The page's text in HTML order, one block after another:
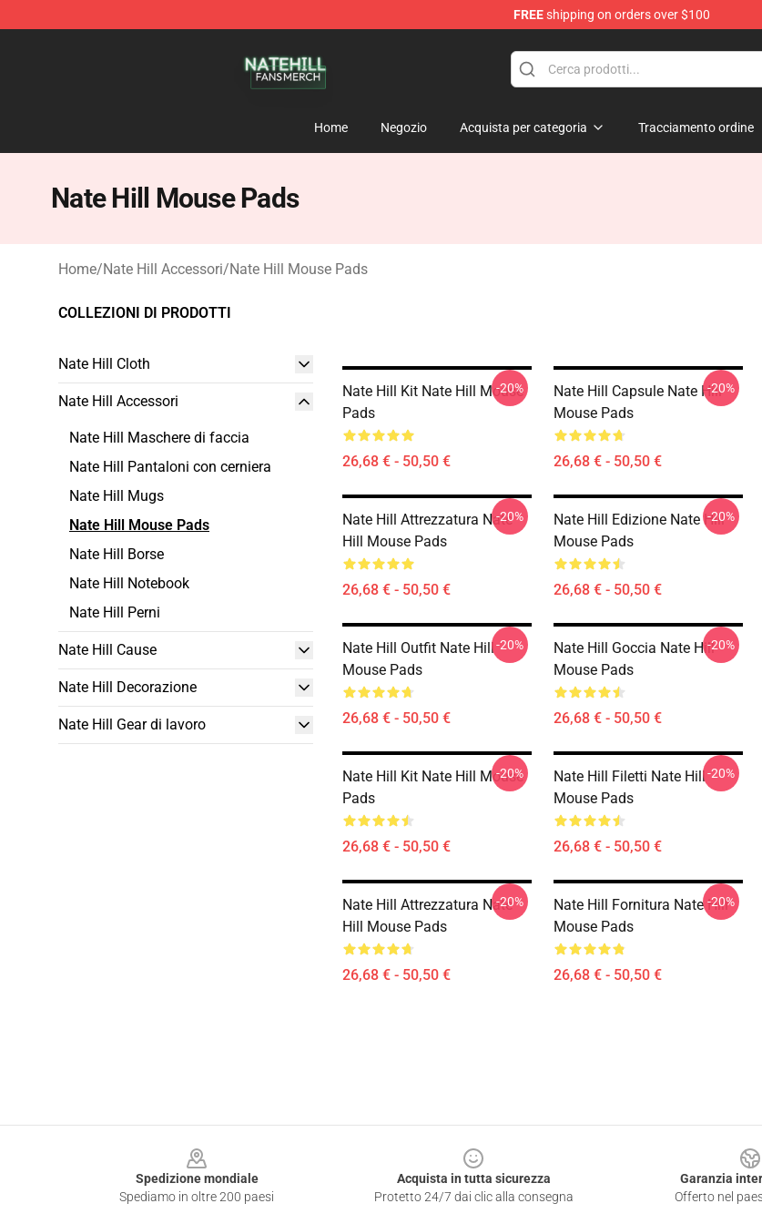
FREEshipping on orders over $100
Home Negozio Acquista per categoria Tracciamento ordine
Nate Hill Mouse Pads
Home/Nate Hill Accessori/Nate Hill Mouse Pads
COLLEZIONI DI PRODOTTI
Nate Hill Cloth
Nate Hill Accessori
Nate Hill Maschere di faccia
Nate Hill Pantaloni con cerniera
Nate Hill Mugs
Nate Hill Mouse Pads
Nate Hill Borse
Nate Hill Notebook
Nate Hill Perni
Nate Hill Cause
Nate Hill Decorazione
Nate Hill Gear di lavoro
Nate Hill Kit Nate Hill Mouse
Pads
26,68 € - 50,50 €
-20%
Nate Hill Capsule Nate Hill
Mouse Pads
26,68 € - 50,50 €
-20%
Nate Hill Attrezzatura Nate
Hill Mouse Pads
26,68 € - 50,50 €
-20%
Nate Hill Edizione Nate Hill
Mouse Pads
26,68 € - 50,50 €
-20%
Nate Hill Outfit Nate Hill
Mouse Pads
26,68 € - 50,50 €
-20%
Nate Hill Goccia Nate Hill
Mouse Pads
26,68 € - 50,50 €
-20%
Nate Hill Kit Nate Hill Mouse
Pads
26,68 € - 50,50 €
-20%
Nate Hill Filetti Nate Hill
Mouse Pads
26,68 € - 50,50 €
-20%
Nate Hill Attrezzatura Nate
Hill Mouse Pads
26,68 € - 50,50 €
-20%
Nate Hill Fornitura Nate Hill
Mouse Pads
26,68 € - 50,50 €
-20%
Spedizione mondiale
Spediamo in oltre 200 paesi
Acquista in tutta sicurezza
Protetto 24/7 dai clic alla consegna
Garanzia
Offerto nel